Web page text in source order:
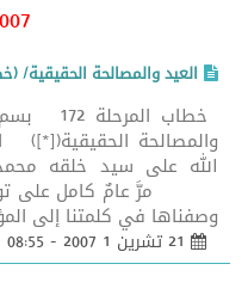
العيد والمصالحة الحقيقية/
خطاب
والمصالحة الحقيقية([*])
الله على سيد خلقه
مرَّ عامٌ كامل على
وصفناها في كلمتنا إلى